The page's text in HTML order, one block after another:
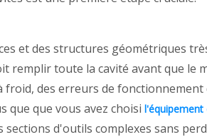
et des structures géométriques
toute la cavité avant que le
des erreurs de
que que vous avez choisi l'équipement
d'outils complexes sans